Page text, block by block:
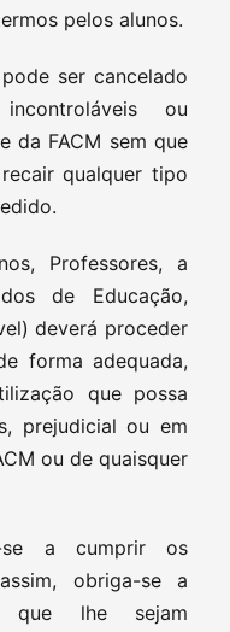
pelos alunos.
ser cancelado
ou
da FACM sem que
qualquer tipo
Professores, a
de Educação,
deverá proceder
forma adequada,
que possa
prejudicial ou em
ou de quaisquer
se a cumprir os
obriga-se a
lhe sejam